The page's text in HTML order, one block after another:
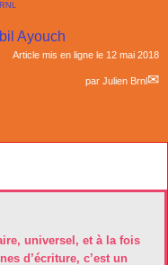
Ayouch
Article mis en ligne le 12 mai 2018
par Julien Brnl
universel, et à la fois
d’écriture, c’est un